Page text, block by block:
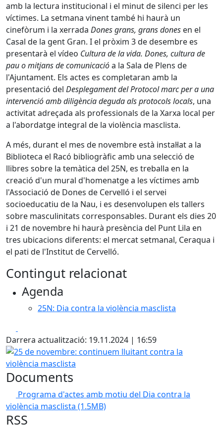
amb la lectura institucional i el minut de silenci per les
víctimes. La setmana vinent també hi haurà un
cinefòrum i la xerrada Dones grans, grans dones en el
Casal de la gent Gran. I el pròxim 3 de desembre es
presentarà el vídeo Cultura de la vida. Dones, cultura de
pau o mitjans de comunicacióa la Sala de Plens de
l'Ajuntament. Els actes es completaran amb la
presentació del Desplegament del Protocol marc per a una
intervenció amb diligència deguda als protocols locals, una
activitat adreçada als professionals de la Xarxa local per
a l'abordatge integral de la violència masclista.
A més, durant el mes de novembre està instal·lat a la
Biblioteca el Racó bibliogràfic amb una selecció de
llibres sobre la temàtica del 25N, es treballa en la
creació d'un mural d'homenatge a les víctimes amb
l'Associació de Dones de Cervelló i el servei
socioeducatiu de la Nau, i es desenvolupen els tallers
sobre masculinitats corresponsables. Durant els dies 20
i 21 de novembre hi haurà presència del Punt Lila en
tres ubicacions diferents: el mercat setmanal, Ceraqua i
el pati de l'Institut de Cervelló.
Contingut relacionat
Agenda
25N: Dia contra la violència masclista
Darrera actualització: 19.11.2024 | 16:59
25 de novembre: continuem lluitant contra la violència
Documents
Programa d'actes amb motiu del Dia contra la
violència masclista (1.5MB)
RSS